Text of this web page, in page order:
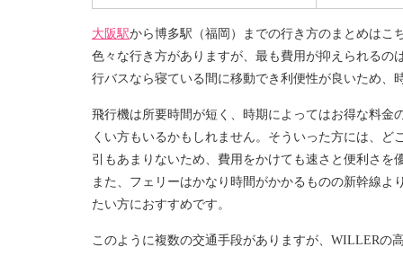
大阪駅から博多駅（福岡）までの行き方のまとめはこ
色々な行き方がありますが、最も費用が抑えられる
行バスなら寝ている間に移動でき利便性が良いため、
飛行機は所要時間が短く、時期によってはお得な料
くい方もいるかもしれません。そういった方には、
引もあまりないため、費用をかけても速さと便利さを
また、フェリーはかなり時間がかかるものの新幹線
たい方におすすめです。
このように複数の交通手段がありますが、WILLERの